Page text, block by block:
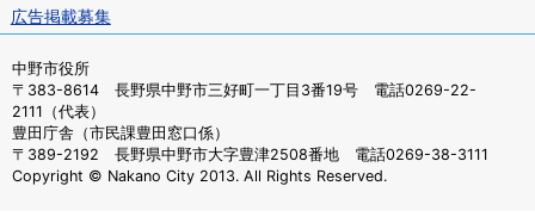
広告掲載募集
中野市役所
〒383-8614 長野県中野市三好町一丁目3番19号 電話0269-22-
2111（代表）
豊田庁舎（市民課豊田窓口係）
〒389-2192 長野県中野市大字豊津2508番地 電話0269-38-3111
Copyright © Nakano City 2013. All Rights Reserved.